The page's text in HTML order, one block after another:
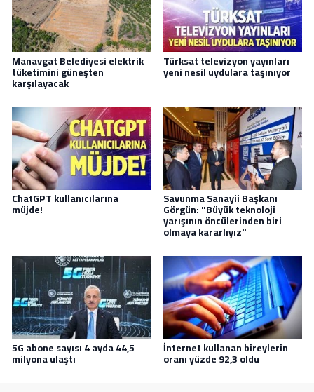
Manavgat Belediyesi elektrik
tüketimini güneşten
karşılayacak
Türksat televizyon yayınları
yeni nesil uydulara taşınıyor
ChatGPT kullanıcılarına
müjde!
Savunma Sanayii Başkanı
Görgün: "Büyük teknoloji
yarışının öncülerinden biri
olmaya kararlıyız"
5G abone sayısı 4 ayda 44,5
milyona ulaştı
İnternet kullanan bireylerin
oranı yüzde 92,3 oldu